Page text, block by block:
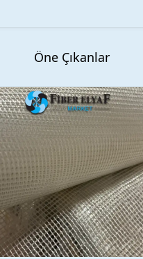
Öne Çıkanlar